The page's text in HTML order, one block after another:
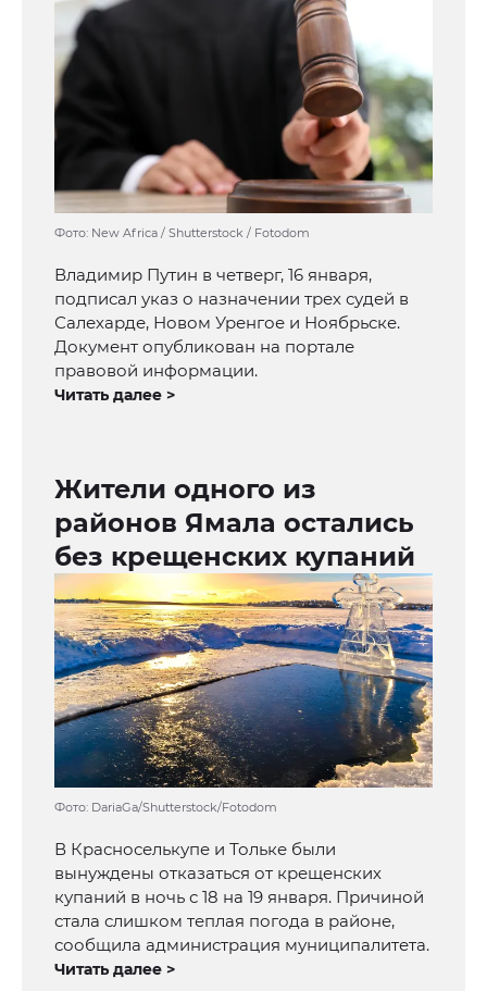
Фото: New Africa / Shutterstock / Fotodom
Владимир Путин в четверг, 16 января,
подписал указ о назначении трех судей в
Салехарде, Новом Уренгое и Ноябрьске.
Документ опубликован на портале
правовой информации.
Читать далее >
Жители одного из
районов Ямала остались
без крещенских купаний
Фото: DariaGa/Shutterstock/Fotodom
В Красноселькупе и Тольке были
вынуждены отказаться от крещенских
купаний в ночь с 18 на 19 января. Причиной
стала слишком теплая погода в районе,
сообщила администрация муниципалитета.
Читать далее >